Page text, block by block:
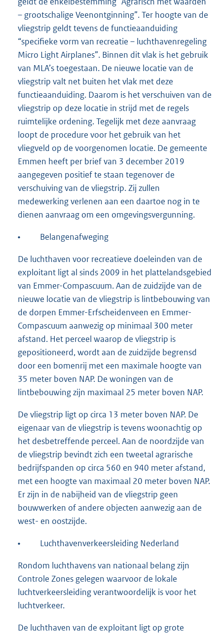
– grootschalige Veenontginning”. Ter hoogte van de
vliegstrip geldt tevens de functieaanduiding
“specifieke vorm van recreatie – luchthavenregeling
Micro Light Airplanes”. Binnen dit vlak is het gebruik
van MLA’s toegestaan. De nieuwe locatie van de
vliegstrip valt net buiten het vlak met deze
functieaanduiding. Daarom is het verschuiven van de
vliegstrip op deze locatie in strijd met de regels
ruimtelijke ordening. Tegelijk met deze aanvraag
loopt de procedure voor het gebruik van het
vliegveld op de voorgenomen locatie. De gemeente
Emmen heeft per brief van 3 december 2019
aangegeven positief te staan tegenover de
verschuiving van de vliegstrip. Zij zullen
medewerking verlenen aan een daartoe nog in te
dienen aanvraag om een omgevingsvergunning.
• Belangenafweging
De luchthaven voor recreatieve doeleinden van de
exploitant ligt al sinds 2009 in het plattelandsgebied
van Emmer-Compascuum. Aan de zuidzijde van de
nieuwe locatie van de vliegstrip is lintbebouwing van
de dorpen Emmer-Erfscheidenveen en Emmer-
Compascuum aanwezig op minimaal 300 meter
afstand. Het perceel waarop de vliegstrip is
gepositioneerd, wordt aan de zuidzijde begrensd
door een bomenrij met een maximale hoogte van
35 meter boven NAP. De woningen van de
lintbebouwing zijn maximaal 25 meter boven NAP.
De vliegstrip ligt op circa 13 meter boven NAP. De
eigenaar van de vliegstrip is tevens woonachtig op
het desbetreffende perceel. Aan de noordzijde van
de vliegstrip bevindt zich een tweetal agrarische
bedrijfspanden op circa 560 en 940 meter afstand,
met een hoogte van maximaal 20 meter boven NAP.
Er zijn in de nabijheid van de vliegstrip geen
bouwwerken of andere objecten aanwezig aan de
west- en oostzijde.
• Luchthavenverkeersleiding Nederland
Rondom luchthavens van nationaal belang zijn
Controle Zones gelegen waarvoor de lokale
luchtverkeersleiding verantwoordelijk is voor het
luchtverkeer.
De luchthaven van de exploitant ligt op grote